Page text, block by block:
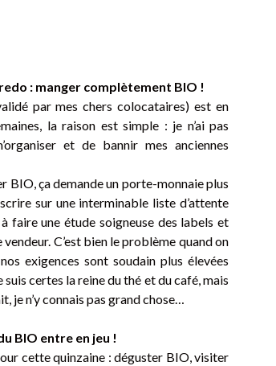
: manger complètement BIO !
par mes chers colocataires) est en
la raison est simple : je n’ai pas
et de bannir mes anciennes
BIO, ça demande un porte-monnaie plus
sur une interminable liste d’attente
faire une étude soigneuse des labels et
C’est bien le problème quand on
exigences sont soudain plus élevées
suis certes la reine du thé et du café, mais
je n’y connais pas grand chose…
BIO entre en jeu !
cette quinzaine : déguster BIO, visiter